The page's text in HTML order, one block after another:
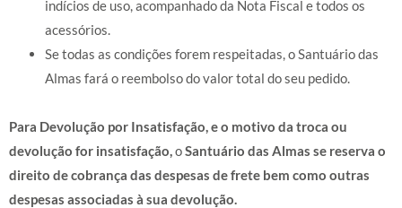
indícios de uso, acompanhado da Nota Fiscal e todos os
acessórios.
Se todas as condições forem respeitadas, o Santuário das
Almas fará o reembolso do valor total do seu pedido.
Para Devolução por Insatisfação, e o motivo da troca ou
devolução for insatisfação,oSantuário das Almas se reserva o
direito de cobrança das despesas de frete bem como outras
despesas associadas à sua devolução.